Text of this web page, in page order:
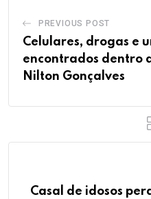
PREVIOUS POST
Celulares, drogas e
encontrados dentro
Nilton Gonçalves
Casal de idosos